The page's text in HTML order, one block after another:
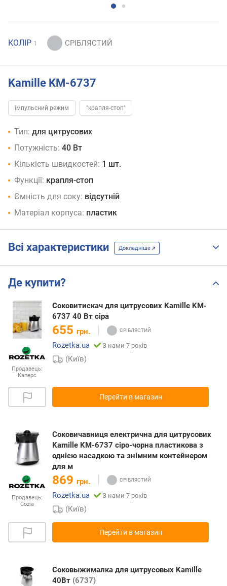
КОЛІР 1
Kamille KM-6737
імпульсний режим "крапля-стоп"
Тип: для цитрусових
Потужність: 40 Вт
Кількість швидкостей: 1 шт.
Функції: крапля-стоп
Ємність для соку: відсутній
Матеріал корпуса: пластик
Всі характеристики Докладніше
Де купити?
Продавець:
Каперс
Соковитискач для цитрусових Kamille KM-
6737 40 Вт сіра
655 грн.
Rozetka.ua
З нами 7 років
(Київ)
Перейти в магазин
Продавець:
Cozia
Соковичавниця електрична для цитрусових
Kamille KM-6737 сіро-чорна пластикова з
однією насадкою та знімним контейнером
для м
869 грн.
Rozetka.ua
З нами 7 років
(Київ)
Перейти в магазин
Соковыжималка для цитрусовых Kamille
40Вт (6737)